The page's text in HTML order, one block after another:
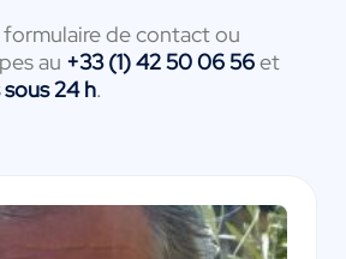
formulaire de contact ou
au +33 (1) 42 50 06 56et
24 h.